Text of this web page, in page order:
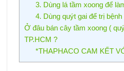
3. Dùng lá tầm xoong để
4. Dùng quýt gai để trị bệnh
Ở đâu bán cây tầm xoong (
TP.HCM ?
*THAPHACO CAM KẾT